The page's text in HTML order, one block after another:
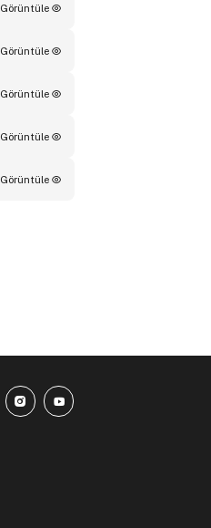
Görüntüle
Görüntüle
Görüntüle
Görüntüle
Görüntüle